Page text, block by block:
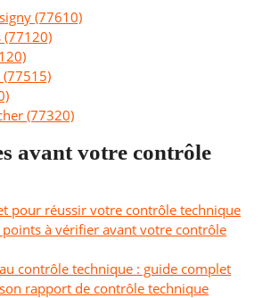
(77610)
(77120)
(77320)
avant votre contrôle
pour réussir votre contrôle technique
points à vérifier avant votre contrôle
contrôle technique : guide complet
rapport de contrôle technique